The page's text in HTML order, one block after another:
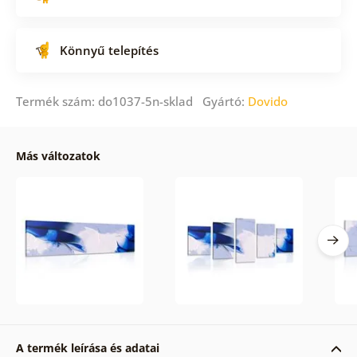
Könnyű telepítés
Termék szám: do1037-5n-sklad Gyártó: Dovido
Más változatok
A termék leírása és adatai